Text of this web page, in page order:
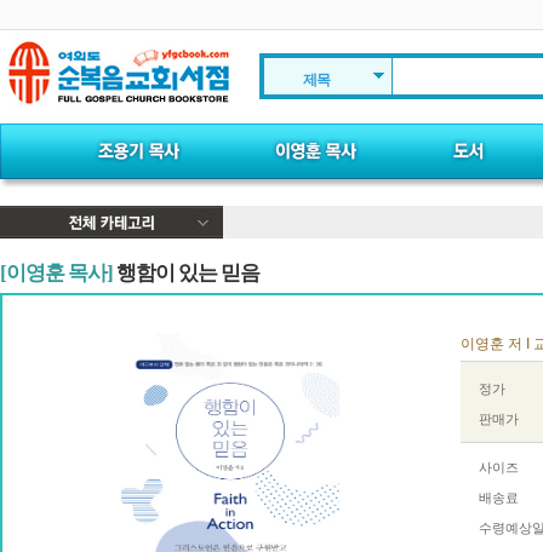
제목
[이영훈 목사] 행함이 있는 믿음
이영훈 저 I
정가
판매가
사이즈
배송료
수령예상